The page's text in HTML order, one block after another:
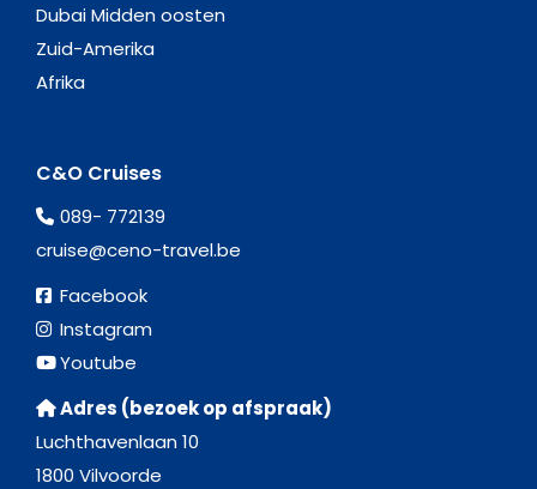
Dubai Midden oosten
Zuid-Amerika
Afrika
C&O Cruises
089- 772139
cruise@ceno-travel.be
Facebook
Instagram
Youtube
Adres (bezoek op afspraak)
Luchthavenlaan 10
1800 Vilvoorde